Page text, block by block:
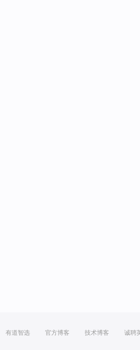
有道智选 官方博客 技术博客 诚聘